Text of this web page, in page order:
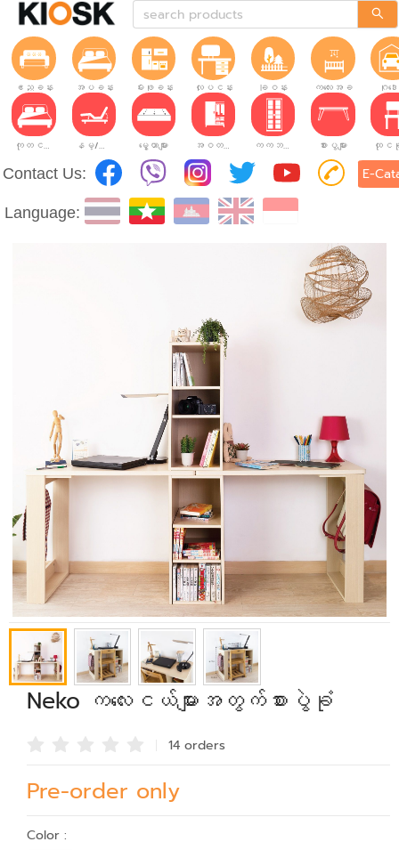
ဧည့်ခန်း အိပ်ခန်း မီးဖိုခန်း လုပ်ငန်းခွင် ခြံဝန်း ကလေးအခန်း ဂိုဒ
ကုတင်များ နိမ့်/မြင့်ချိန်ညှိနိုင်သော ကုတင်များ မွေ့ယာများ အဝတ်အစားဗီဒိုများ ကက်ဘိနက်ဗီဒိုများ စားပွဲများ
Contact Us: E-
Language:
Neko ကလေးငယ်များအတွက်စားပွဲခုံ
14 orders
Pre-order only
Color :